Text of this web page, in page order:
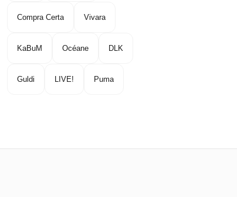
Compra Certa Vivara
KaBuM Océane DLK
Guldi LIVE! Puma